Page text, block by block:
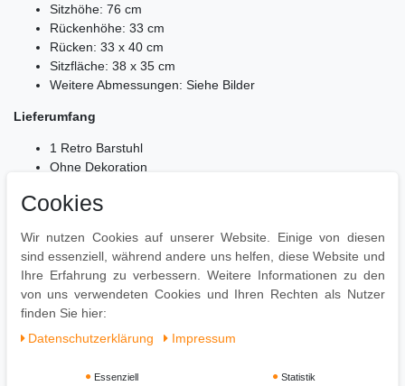
Sitzhöhe: 76 cm
Rückenhöhe: 33 cm
Rücken: 33 x 40 cm
Sitzfläche: 38 x 35 cm
Weitere Abmessungen: Siehe Bilder
Lieferumfang
1 Retro Barstuhl
Ohne Dekoration
Montage
Lieferung erfolgt zerlegt
Leicht verständliche Aufbauanleitung wird mitgeliefert
Zügige Montage dank gut durchdachter Konstruktion
Cookies
Wir nutzen Cookies auf unserer Website. Einige von diesen
sind essenziell, während andere uns helfen, diese Website und
Ihre Erfahrung zu verbessern. Weitere Informationen zu den
von uns verwendeten Cookies und Ihren Rechten als Nutzer
finden Sie hier:
Daten­schutz­erklärung
Impressum
Essenziell Statistik